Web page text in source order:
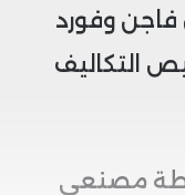
فاجن وفورد
التكاليف
مصنعي